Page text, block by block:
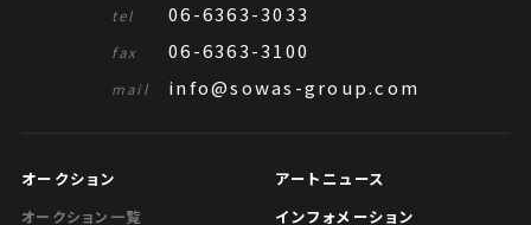
tel 06-6363-3033
fax 06-6363-3100
mail info@sowas-group.com
オークション
オークション一覧
アートニュース
インフォメーション